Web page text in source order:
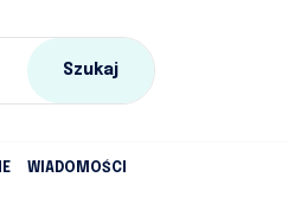
WIADOMOŚCI